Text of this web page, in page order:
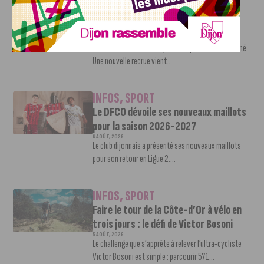
Nouvelle arrivée à la JDA Basket,
Shevon Thompson est dijonnais
7 AOÛT, 2026
Le mercato estival de la JDA n’est pas encore terminé.
Une nouvelle recrue vient...
INFOS,SPORT
Le DFCO dévoile ses nouveaux maillots
pour la saison 2026-2027
6 AOÛT, 2026
Le club dijonnais a présenté ses nouveaux maillots
pour son retour en Ligue 2....
INFOS,SPORT
Faire le tour de la Côte-d’Or à vélo en
trois jours : le défi de Victor Bosoni
5 AOÛT, 2026
Le challenge que s’apprête à relever l’ultra-cycliste
Victor Bosoni est simple : parcourir 571...